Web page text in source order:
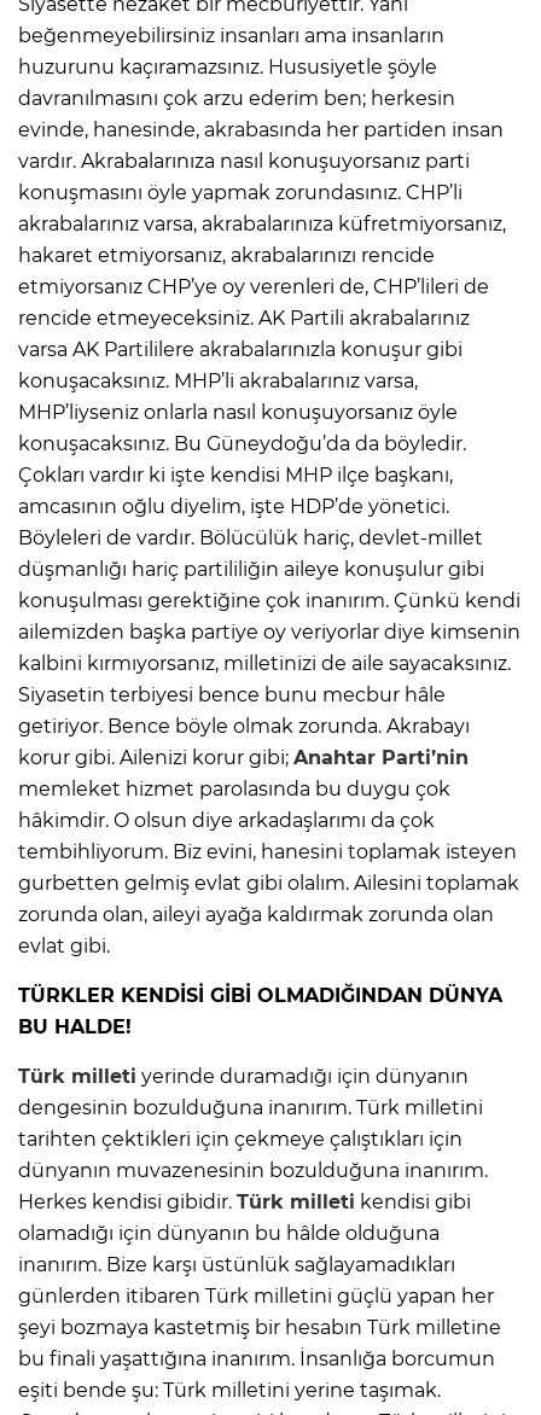
beğenmeyebilirsiniz insanları ama insanların
huzurunu kaçıramazsınız. Hususiyetle şöyle
davranılmasını çok arzu ederim ben; herkesin
evinde, hanesinde, akrabasında her partiden insan
vardır. Akrabalarınıza nasıl konuşuyorsanız parti
konuşmasını öyle yapmak zorundasınız. CHP’li
akrabalarınız varsa, akrabalarınıza küfretmiyorsanız,
hakaret etmiyorsanız, akrabalarınızı rencide
etmiyorsanız CHP’ye oy verenleri de, CHP’lileri de
rencide etmeyeceksiniz. AK Partili akrabalarınız
varsa AK Partililere akrabalarınızla konuşur gibi
konuşacaksınız. MHP’li akrabalarınız varsa,
MHP’liyseniz onlarla nasıl konuşuyorsanız öyle
konuşacaksınız. Bu Güneydoğu’da da böyledir.
Çokları vardır ki işte kendisi MHP ilçe başkanı,
amcasının oğlu diyelim, işte HDP’de yönetici.
Böyleleri de vardır. Bölücülük hariç, devlet-millet
düşmanlığı hariç partililiğin aileye konuşulur gibi
konuşulması gerektiğine çok inanırım. Çünkü kendi
ailemizden başka partiye oy veriyorlar diye kimsenin
kalbini kırmıyorsanız, milletinizi de aile sayacaksınız.
Siyasetin terbiyesi bence bunu mecbur hâle
getiriyor. Bence böyle olmak zorunda. Akrabayı
korur gibi. Ailenizi korur gibi; Anahtar Parti’nin
memleket hizmet parolasında bu duygu çok
hâkimdir. O olsun diye arkadaşlarımı da çok
tembihliyorum. Biz evini, hanesini toplamak isteyen
gurbetten gelmiş evlat gibi olalım. Ailesini toplamak
zorunda olan, aileyi ayağa kaldırmak zorunda olan
evlat gibi.
TÜRKLER KENDİSİ GİBİ OLMADIĞINDAN DÜNYA
BU HALDE!
Türk milleti yerinde duramadığı için dünyanın
dengesinin bozulduğuna inanırım. Türk milletini
tarihten çektikleri için çekmeye çalıştıkları için
dünyanın muvazenesinin bozulduğuna inanırım.
Herkes kendisi gibidir. Türk milleti kendisi gibi
olamadığı için dünyanın bu hâlde olduğuna
inanırım. Bize karşı üstünlük sağlayamadıkları
günlerden itibaren Türk milletini güçlü yapan her
şeyi bozmaya kastetmiş bir hesabın Türk milletine
bu finali yaşattığına inanırım. İnsanlığa borcumun
eşiti bende şu: Türk milletini yerine taşımak.